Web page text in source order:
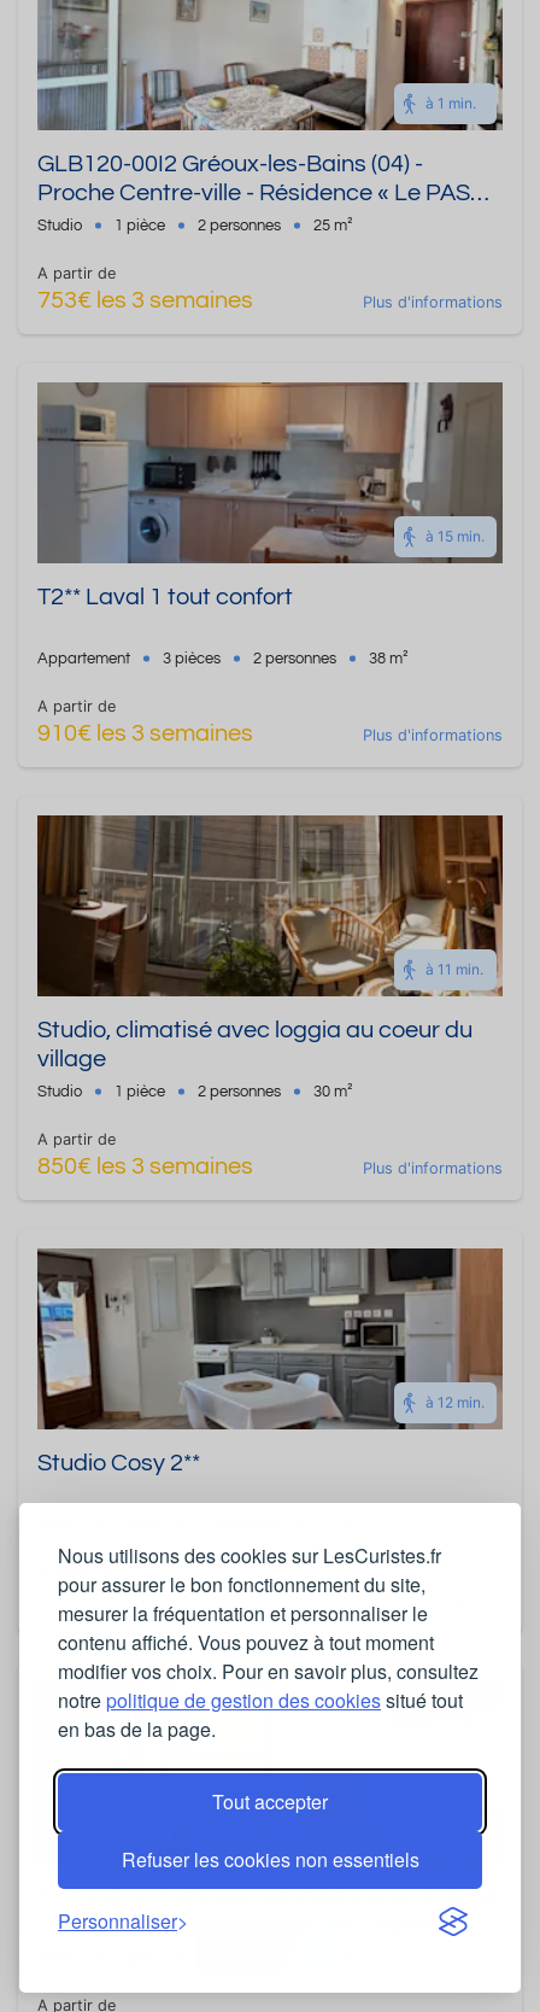
Nous utilisons des cookies sur LesCuristes.fr
pour assurer le bon fonctionnement du site,
mesurer la fréquentation et personnaliser le
contenu affiché. Vous pouvez à tout moment
modifier vos choix. Pour en savoir plus, consultez
notre politique de gestion des cookiessitué tout
en bas de la page.
Tout accepter
Refuser les cookies non essentiels
Personnaliser
à 1 min.
GLB120-00I2 Gréoux-les-Bains (04) -
Proche Centre-ville - Résidence « Le PASSY
» Studio de 25 m² - Jusqu'à 2 personnes
Studio 1 pièce 2 personnes 25 m²
A partir de
753€ les 3 semaines Plus d'informations
à 15 min.
T2** Laval 1 tout confort
Appartement 3 pièces 2 personnes 38 m²
A partir de
910€ les 3 semaines Plus d'informations
à 11 min.
Studio, climatisé avec loggia au coeur du
village
Studio 1 pièce 2 personnes 30 m²
A partir de
850€ les 3 semaines Plus d'informations
à 12 min.
Studio Cosy 2**
798€ les 3 semaines Plus d'informations
GLB100-215 Gréoux-les-Bains (04) - Proche
Centre-ville - Résidence « Les Cèdres »
A partir de